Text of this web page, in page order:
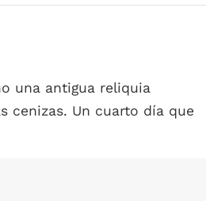
una antigua reliquia
cenizas. Un cuarto día que